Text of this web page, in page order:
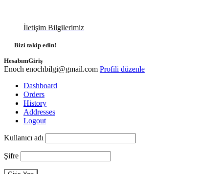
İletişim Bilgilerimiz
Bizi takip edin!
HesabımGiriş
Enoch enochbilgi@gmail.com Profili düzenle
Dashboard
Orders
History
Addresses
Logout
Kullanıcı adı
Şifre